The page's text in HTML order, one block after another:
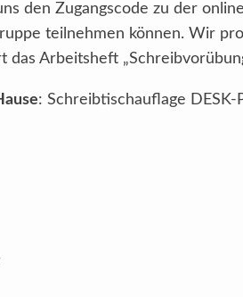
den Zugangscode zu der
teilnehmen können. Wir
Arbeitsheft
: Schreibtischauflage